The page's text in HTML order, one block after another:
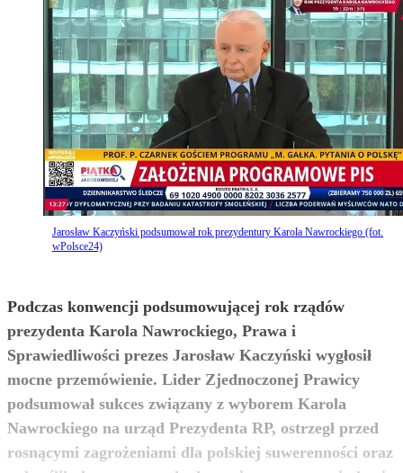
Jarosław Kaczyński podsumował rok prezydentury Karola Nawrockiego (fot.
wPolsce24)
Podczas konwencji podsumowującej rok rządów
prezydenta Karola Nawrockiego, Prawa i
Sprawiedliwości prezes Jarosław Kaczyński wygłosił
mocne przemówienie. Lider Zjednoczonej Prawicy
podsumował sukces związany z wyborem Karola
Nawrockiego na urząd Prezydenta RP, ostrzegł przed
rosnącymi zagrożeniami dla polskiej suwerenności oraz